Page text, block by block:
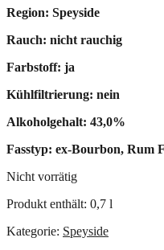
Region: Speyside
Rauch: nicht rauchig
Farbstoff: ja
Kühlfiltrierung: nein
Alkoholgehalt: 43,0%
Fasstyp: ex-Bourbon, Rum
Nicht vorrätig
Produkt enthält: 0,7 l
Kategorie: Speyside